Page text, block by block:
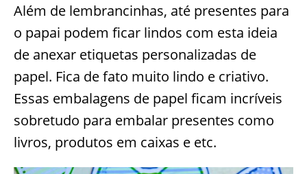
Além de lembrancinhas, até presentes para
o papai podem ficar lindos com esta ideia
de anexar etiquetas personalizadas de
papel. Fica de fato muito lindo e criativo.
Essas embalagens de papel ficam incríveis
sobretudo para embalar presentes como
livros, produtos em caixas e etc.